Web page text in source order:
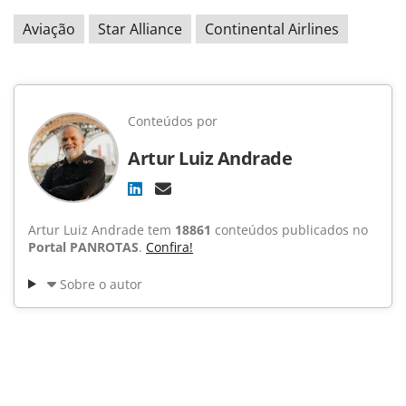
Aviação Star Alliance Continental Airlines
Conteúdos por
Artur Luiz Andrade
Artur Luiz Andrade tem 18861 conteúdos publicados no
Portal PANROTAS. Confira!
Sobre o autor